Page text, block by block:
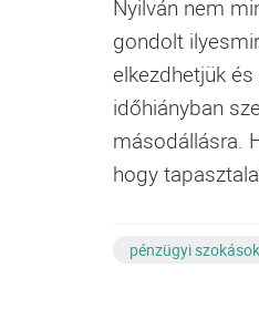
Nyilván nem
gondolt
elkezdhetjük
időhiányban
másodállásra.
hogy
pénzügyi szokások